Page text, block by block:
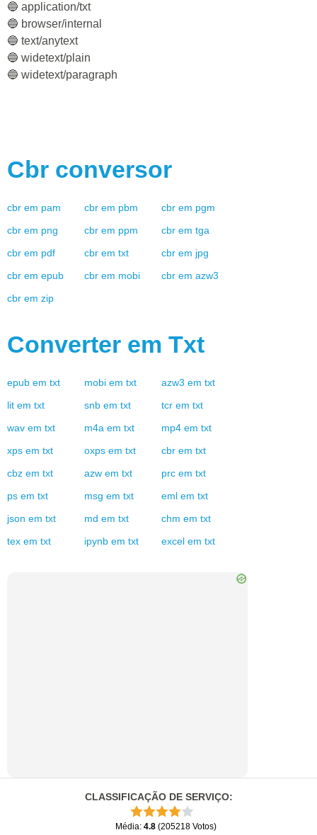
🔵 application/txt
🔵 browser/internal
🔵 text/anytext
🔵 widetext/plain
🔵 widetext/paragraph
Cbr conversor
cbr em pam cbr em pbm cbr em pgm
cbr em png cbr em ppm cbr em tga
cbr em pdf cbr em txt cbr em jpg
cbr em epub cbr em mobi cbr em azw3
cbr em zip
Converter em Txt
epub em txt mobi em txt azw3 em txt
lit em txt snb em txt tcr em txt
wav em txt m4a em txt mp4 em txt
xps em txt oxps em txt cbr em txt
cbz em txt azw em txt prc em txt
ps em txt msg em txt eml em txt
json em txt md em txt chm em txt
tex em txt ipynb em txt excel em txt
CLASSIFICAÇÃO DE SERVIÇO:
Média: 4.8 (205218 Votos)